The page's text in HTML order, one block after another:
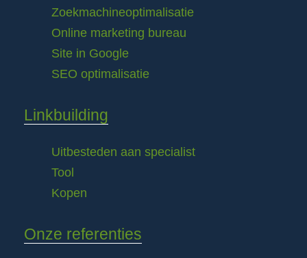
Zoekmachineoptimalisatie
Online marketing bureau
Site in Google
SEO optimalisatie
Linkbuilding
Uitbesteden aan specialist
Tool
Kopen
Onze referenties